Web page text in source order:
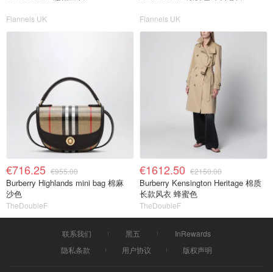
Flannels UK Flannels UK
€716.25 €955.00
Burberry Highlands mini bag 棉麻
沙色
TheDoubleF
€1612.50 €2150.00
Burberry Kensington Heritage 棉质
长款风衣 蜂蜜色
TheDoubleF
联系我们 黑五
InRewards
隐私条款
用户协议 版权声明